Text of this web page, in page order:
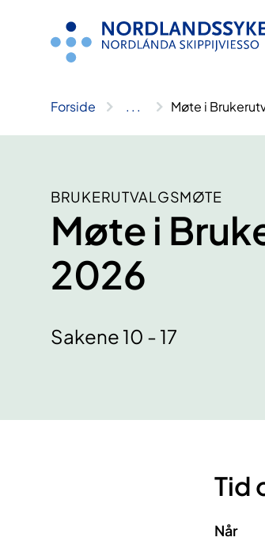
Forside .. . Møte i
BRUKERUTVALGSMØTE
Møte i
2026
Sakene 10 - 17
Tid
Når